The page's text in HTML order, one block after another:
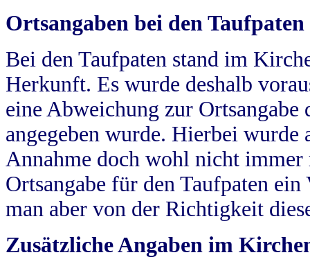
Ortsangaben bei den Taufpaten
Bei den Taufpaten stand im
Herkunft. Es wurde deshalb
eine Abweichung zur
angegeben wurde. Hierbei wurde
Annahme doch wohl nicht
Ortsangabe für den Taufpaten
man aber von der Richtigkeit
Zusätzliche Angaben im